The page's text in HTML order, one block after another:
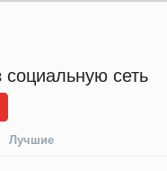
социальную сеть
Лучшие